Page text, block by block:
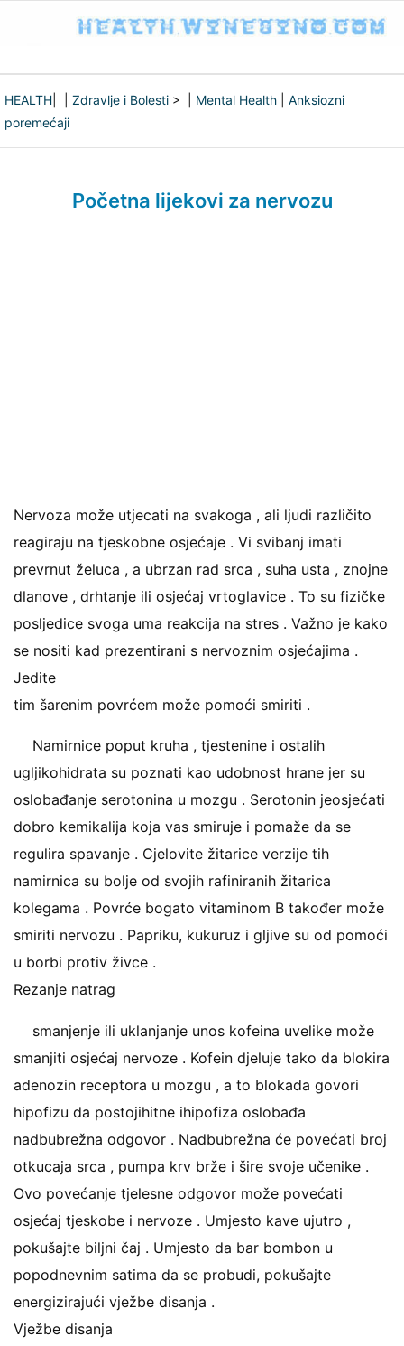
HEALTH Zdravlje i Bolesti > | Mental Health
Anksiozni
poremećaji
Početna lijekovi za nervozu
Nervoza može utjecati na svakoga , ali ljudi različito
reagiraju na tjeskobne osjećaje . Vi svibanj imati
prevrnut želuca , a ubrzan rad srca , suha usta , znojne
dlanove , drhtanje ili osjećaj vrtoglavice . To su fizičke
posljedice svoga uma reakcija na stres . Važno je kako
se nositi kad prezentirani s nervoznim osjećajima .
Jedite
tim šarenim povrćem može pomoći smiriti .
Namirnice poput kruha , tjestenine i ostalih
ugljikohidrata su poznati kao udobnost hrane jer su
oslobađanje serotonina u mozgu . Serotonin jeosjećati
dobro kemikalija koja vas smiruje i pomaže da se
regulira spavanje . Cjelovite žitarice verzije tih
namirnica su bolje od svojih rafiniranih žitarica
kolegama . Povrće bogato vitaminom B također može
smiriti nervozu . Papriku, kukuruz i gljive su od pomoći
u borbi protiv živce .
Rezanje natrag
smanjenje ili uklanjanje unos kofeina uvelike može
smanjiti osjećaj nervoze . Kofein djeluje tako da blokira
adenozin receptora u mozgu , a to blokada govori
hipofizu da postojihitne ihipofiza oslobađa
nadbubrežna odgovor . Nadbubrežna će povećati broj
otkucaja srca , pumpa krv brže i šire svoje učenike .
Ovo povećanje tjelesne odgovor može povećati
osjećaj tjeskobe i nervoze . Umjesto kave ujutro ,
pokušajte biljni čaj . Umjesto da bar bombon u
popodnevnim satima da se probudi, pokušajte
energizirajući vježbe disanja .
Vježbe disanja